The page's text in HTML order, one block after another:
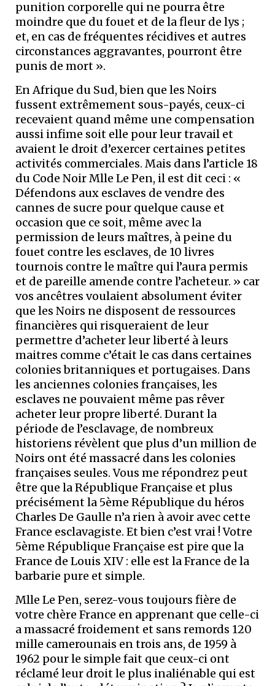
punition corporelle qui ne pourra être
moindre que du fouet et de la fleur de lys ;
et, en cas de fréquentes récidives et autres
circonstances aggravantes, pourront être
punis de mort ».
En Afrique du Sud, bien que les Noirs
fussent extrêmement sous-payés, ceux-ci
recevaient quand même une compensation
aussi infime soit elle pour leur travail et
avaient le droit d’exercer certaines petites
activités commerciales. Mais dans l’article 18
du Code Noir Mlle Le Pen, il est dit ceci : «
Défendons aux esclaves de vendre des
cannes de sucre pour quelque cause et
occasion que ce soit, même avec la
permission de leurs maîtres, à peine du
fouet contre les esclaves, de 10 livres
tournois contre le maître qui l’aura permis
et de pareille amende contre l’acheteur. » car
vos ancêtres voulaient absolument éviter
que les Noirs ne disposent de ressources
financières qui risqueraient de leur
permettre d’acheter leur liberté à leurs
maitres comme c’était le cas dans certaines
colonies britanniques et portugaises. Dans
les anciennes colonies françaises, les
esclaves ne pouvaient même pas rêver
acheter leur propre liberté. Durant la
période de l’esclavage, de nombreux
historiens révèlent que plus d’un million de
Noirs ont été massacré dans les colonies
françaises seules. Vous me répondrez peut
être que la République Française et plus
précisément la 5ème République du héros
Charles De Gaulle n’a rien à avoir avec cette
France esclavagiste. Et bien c’est vrai ! Votre
5ème République Française est pire que la
France de Louis XIV : elle est la France de la
barbarie pure et simple.
Mlle Le Pen, serez-vous toujours fière de
votre chère France en apprenant que celle-ci
a massacré froidement et sans remords 120
mille camerounais en trois ans, de 1959 à
1962 pour le simple fait que ceux-ci ont
réclamé leur droit le plus inaliénable qui est